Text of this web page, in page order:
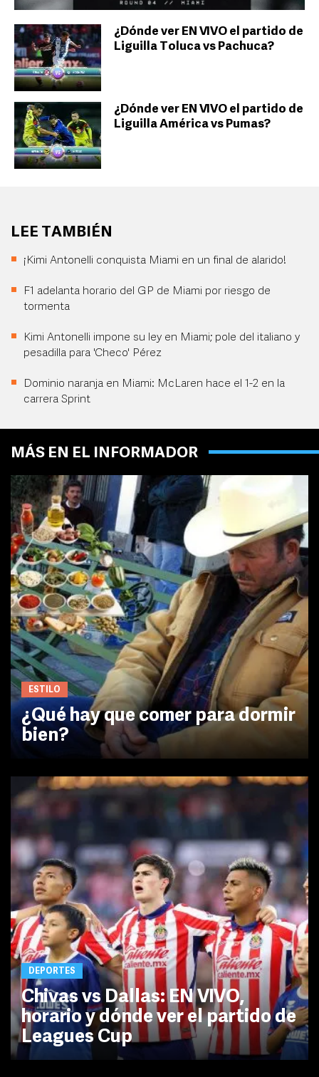
¿Dónde ver EN VIVO el partido de
Liguilla Toluca vs Pachuca?
¿Dónde ver EN VIVO el partido de
Liguilla América vs Pumas?
LEE TAMBIÉN
¡Kimi Antonelli conquista Miami en un final de alarido!
F1 adelanta horario del GP de Miami por riesgo de
tormenta
Kimi Antonelli impone su ley en Miami; pole del italiano y
pesadilla para 'Checo' Pérez
Dominio naranja en Miami: McLaren hace el 1-2 en la
carrera Sprint
MÁS EN EL INFORMADOR
ESTILO
¿Qué hay que comer para dormir
bien?
DEPORTES
Chivas vs Dallas: EN VIVO,
horario y dónde ver el partido de
Leagues Cup